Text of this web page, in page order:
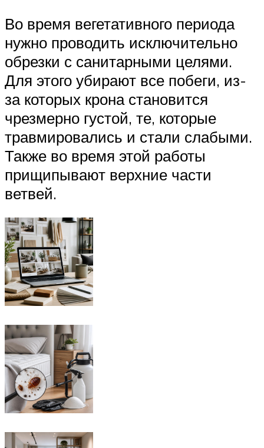
Во время вегетативного периода
нужно проводить исключительно
обрезки с санитарными целями.
Для этого убирают все побеги, из-
за которых крона становится
чрезмерно густой, те, которые
травмировались и стали слабыми.
Также во время этой работы
прищипывают верхние части
ветвей.